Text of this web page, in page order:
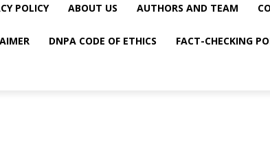
POLICY ABOUT US AUTHORS AND TEAM
DNPA CODE OF ETHICS FACT-CHECKING